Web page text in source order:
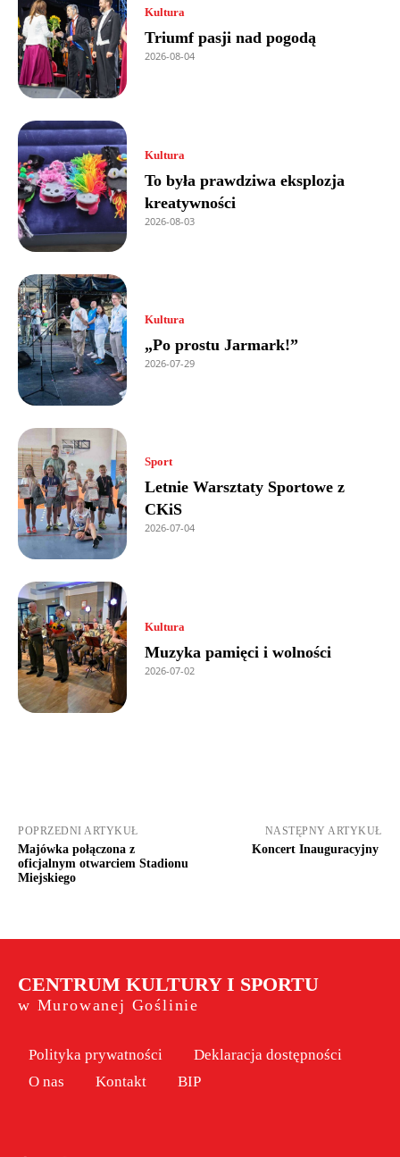
Kultura
Triumf pasji nad pogodą
2026-08-04
Kultura
To była prawdziwa eksplozja
kreatywności
2026-08-03
Kultura
„Po prostu Jarmark!”
2026-07-29
Sport
Letnie Warsztaty Sportowe z
CKiS
2026-07-04
Kultura
Muzyka pamięci i wolności
2026-07-02
POPRZEDNI ARTYKUŁ
Majówka połączona z
oficjalnym otwarciem Stadionu
Miejskiego
NASTĘPNY ARTYKUŁ
Koncert Inauguracyjny
CENTRUM KULTURY I SPORTU
w Murowanej Goślinie
Polityka prywatności
Deklaracja dostępności
O nas
Kontakt BIP